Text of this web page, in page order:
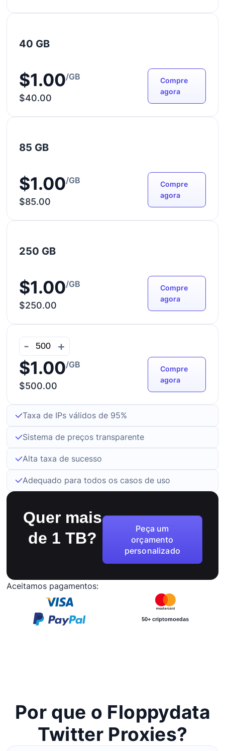
40 GB
$1.00/GB
$40.00
Compre
agora
85 GB
$1.00/GB
$85.00
Compre
agora
250 GB
$1.00/GB
$250.00
Compre
agora
- +
$1.00/GB
$500.00
Compre
agora
Taxa de IPs válidos de 95%
Sistema de preços transparente
Alta taxa de sucesso
Adequado para todos os casos de uso
Quer mais
de 1 TB?
Peça um
orçamento
personalizado
Aceitamos pagamentos:
50+ criptomoedas
Por que o Floppydata
Twitter Proxies?